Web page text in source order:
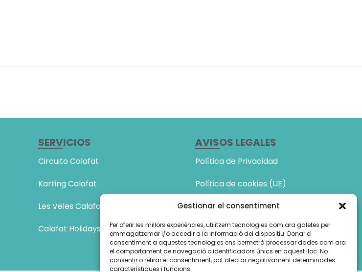
Gestionar el consentiment
Per oferir les millors experiències, utilitzem tecnologies com ara galetes per
emmagatzemar i/o accedir a la informació del dispositiu. Donar el
consentiment a aquestes tecnologies ens permetrà processar dades com ara
el comportament de navegació o identificadors únics en aquest lloc. No
consentir o retirar el consentiment, pot afectar negativament determinades
característiques i funcions.
SERVICIOS
Circuito Calafat
Karting Calafat
Les Veles Calafat
Calafat Holidays
AVISOS LEGALES
Política de Privacidad
Política de cookies (UE)
Amb el suport de: